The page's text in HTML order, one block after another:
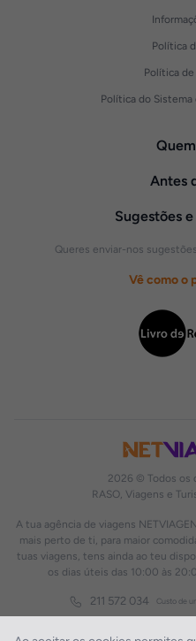
2026 © Todos os
RASO, Viagens e
A tua agência de viagens
mais perto de ti, para maior
tuas viagens, tens ainda ao teu
os dias úteis das 10:00 às
211 572 034 Custo de
Política
Política de
Política do
Antes
Sugestões
Queres enviar-nos
Vê como o